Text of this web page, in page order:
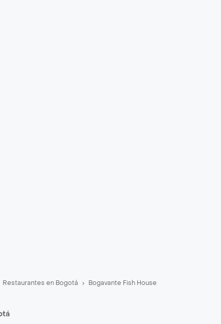
Restaurantes en Bogotá Bogavante Fish House